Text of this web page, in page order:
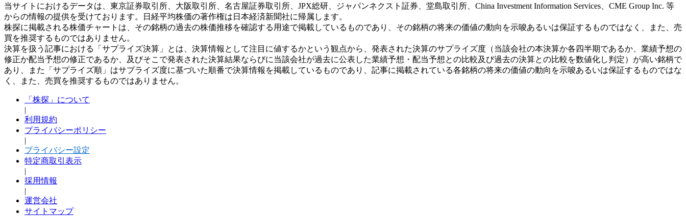
当サイトにおけるデータは、東京証券取引所、大阪取引所、名古屋証券取引所、JPX総研、ジャパンネクスト証券、堂島取引所、China Investment Information Services、CME Group Inc. 等
からの情報の提供を受けております。日経平均株価の著作権は日本経済新聞社に帰属します。
株探に掲載される株価チャートは、その銘柄の過去の株価推移を確認する用途で掲載しているものであり、その銘柄の将来の価値の動向を示唆あるいは保証するものではなく、また、売
買を推奨するものではありません。
決算を扱う記事における「サプライズ決算」とは、決算情報として注目に値するかという観点から、発表された決算のサプライズ度（当該会社の本決算か各四半期であるか、業績予想の
修正か配当予想の修正であるか、及びそこで発表された決算結果ならびに当該会社が過去に公表した業績予想・配当予想との比較及び過去の決算との比較を数値化し判定）が高い銘柄で
あり、また「サプライズ順」はサプライズ度に基づいた順番で決算情報を掲載しているものであり、記事に掲載されている各銘柄の将来の価値の動向を示唆あるいは保証するものではな
く、また、売買を推奨するものではありません。
「株探」について
|
利用規約
プライバシーポリシー
|
プライバシー設定
特定商取引表示
|
採用情報
|
運営会社
サイトマップ